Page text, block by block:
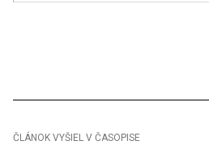
ČLÁNOK VYŠIEL V ČASOPISE